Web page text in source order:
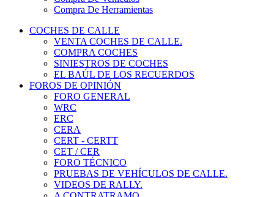
COCHES DE CALLE
VENTA COCHES DE CALLE.
COMPRA COCHES
SINIESTROS DE COCHES
EL BAÚL DE LOS RECUERDOS
FOROS DE OPINIÓN
FORO GENERAL
WRC
ERC
CERA
CERT - CERTT
CET / CER
FORO TÉCNICO
PRUEBAS DE VEHÍCULOS DE CALLE.
VIDEOS DE RALLY.
A CONTRATRAMO
TIENDA ONLINE